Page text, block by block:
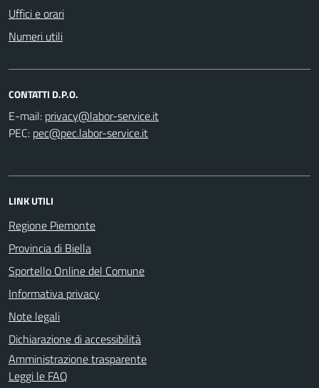
Uffici e orari
Numeri utili
CONTATTI D.P.O.
E-mail:
PEC:
LINK UTILI
Regione Piemonte
Provincia di Biella
Sportello Online del Comune
Informativa privacy
Note legali
Dichiarazione di accessibilità
Amministrazione trasparente
Leggi le FAQ